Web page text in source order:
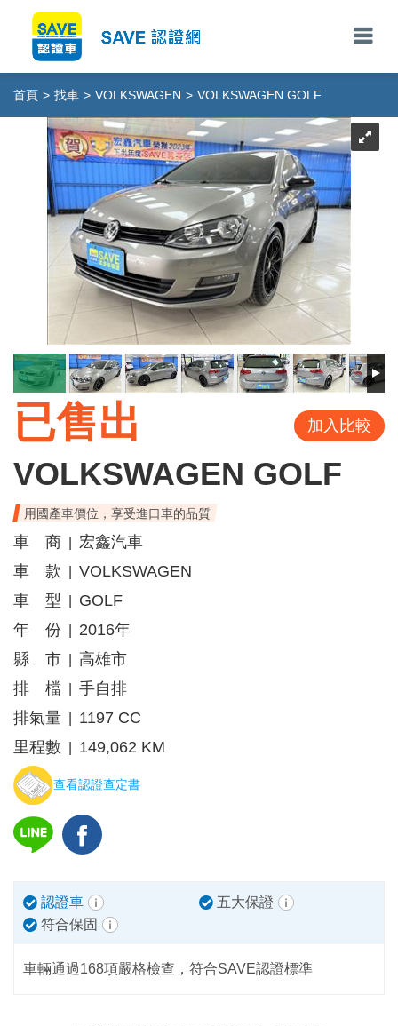
首頁 > 找車 > VOLKSWAGEN > VOLKSWAGEN GOLF
已售出 加入比較
VOLKSWAGEN GOLF
用國產車價位，享受進口車的品質
車 商
宏鑫汽車
車 款
VOLKSWAGEN
車 型
GOLF
年 份
2016年
縣 市
高雄市
排 檔
手自排
排氣量
1197 CC
里程數
149,062 KM
查看認證查定書
認證車
五大保證
符合保固
車輛通過168項嚴格檢查，符合SAVE認證標準